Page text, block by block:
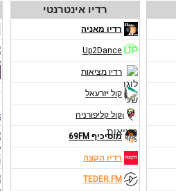
רדיו אינטרנטי
רדיו מאניה
Up2Dance
רדיו מציאות
קול יזרעאל
קול קליפורניה
מוסיכיף 69FM
רדיו הקצה
TEDER.FM